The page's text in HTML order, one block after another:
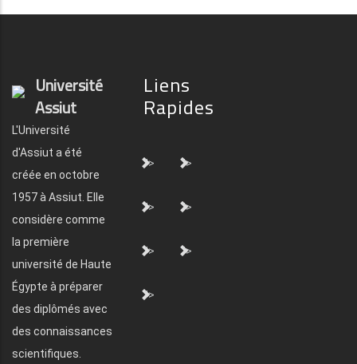
Université
Assiut
L'Université
d'Assiut a été
créée en octobre
1957 à Assiut. Elle
considère comme
la première
université de Haute
Égypte à préparer
des diplômés avec
des connaissances
scientifiques.
Liens
Rapides
"> ">
"> ">
"> ">
">